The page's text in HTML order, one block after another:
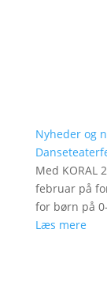
Nyheder og
Med KORAL
februar på
for børn på
Læs mere